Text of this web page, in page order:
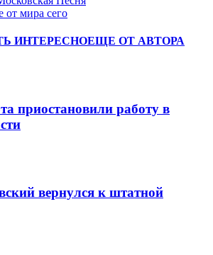
от мира сего
ИНТЕРЕСНОЕЩЕ ОТ АВТОРА
приостановили работу в
вернулся к штатной